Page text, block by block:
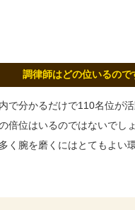
調律師はどの位いるので
で分かるだけで110名位が
倍位はいるのではないでし
く腕を磨くにはとてもよい